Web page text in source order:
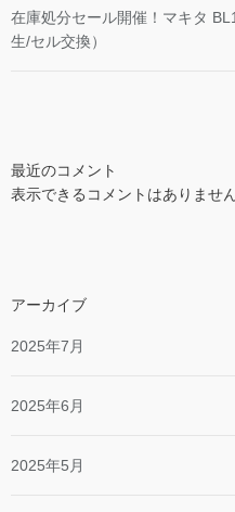
在庫処分セール開催！マキタ
生/セル交換）
最近のコメント
表示できるコメントはありません
アーカイブ
2025年7月
2025年6月
2025年5月